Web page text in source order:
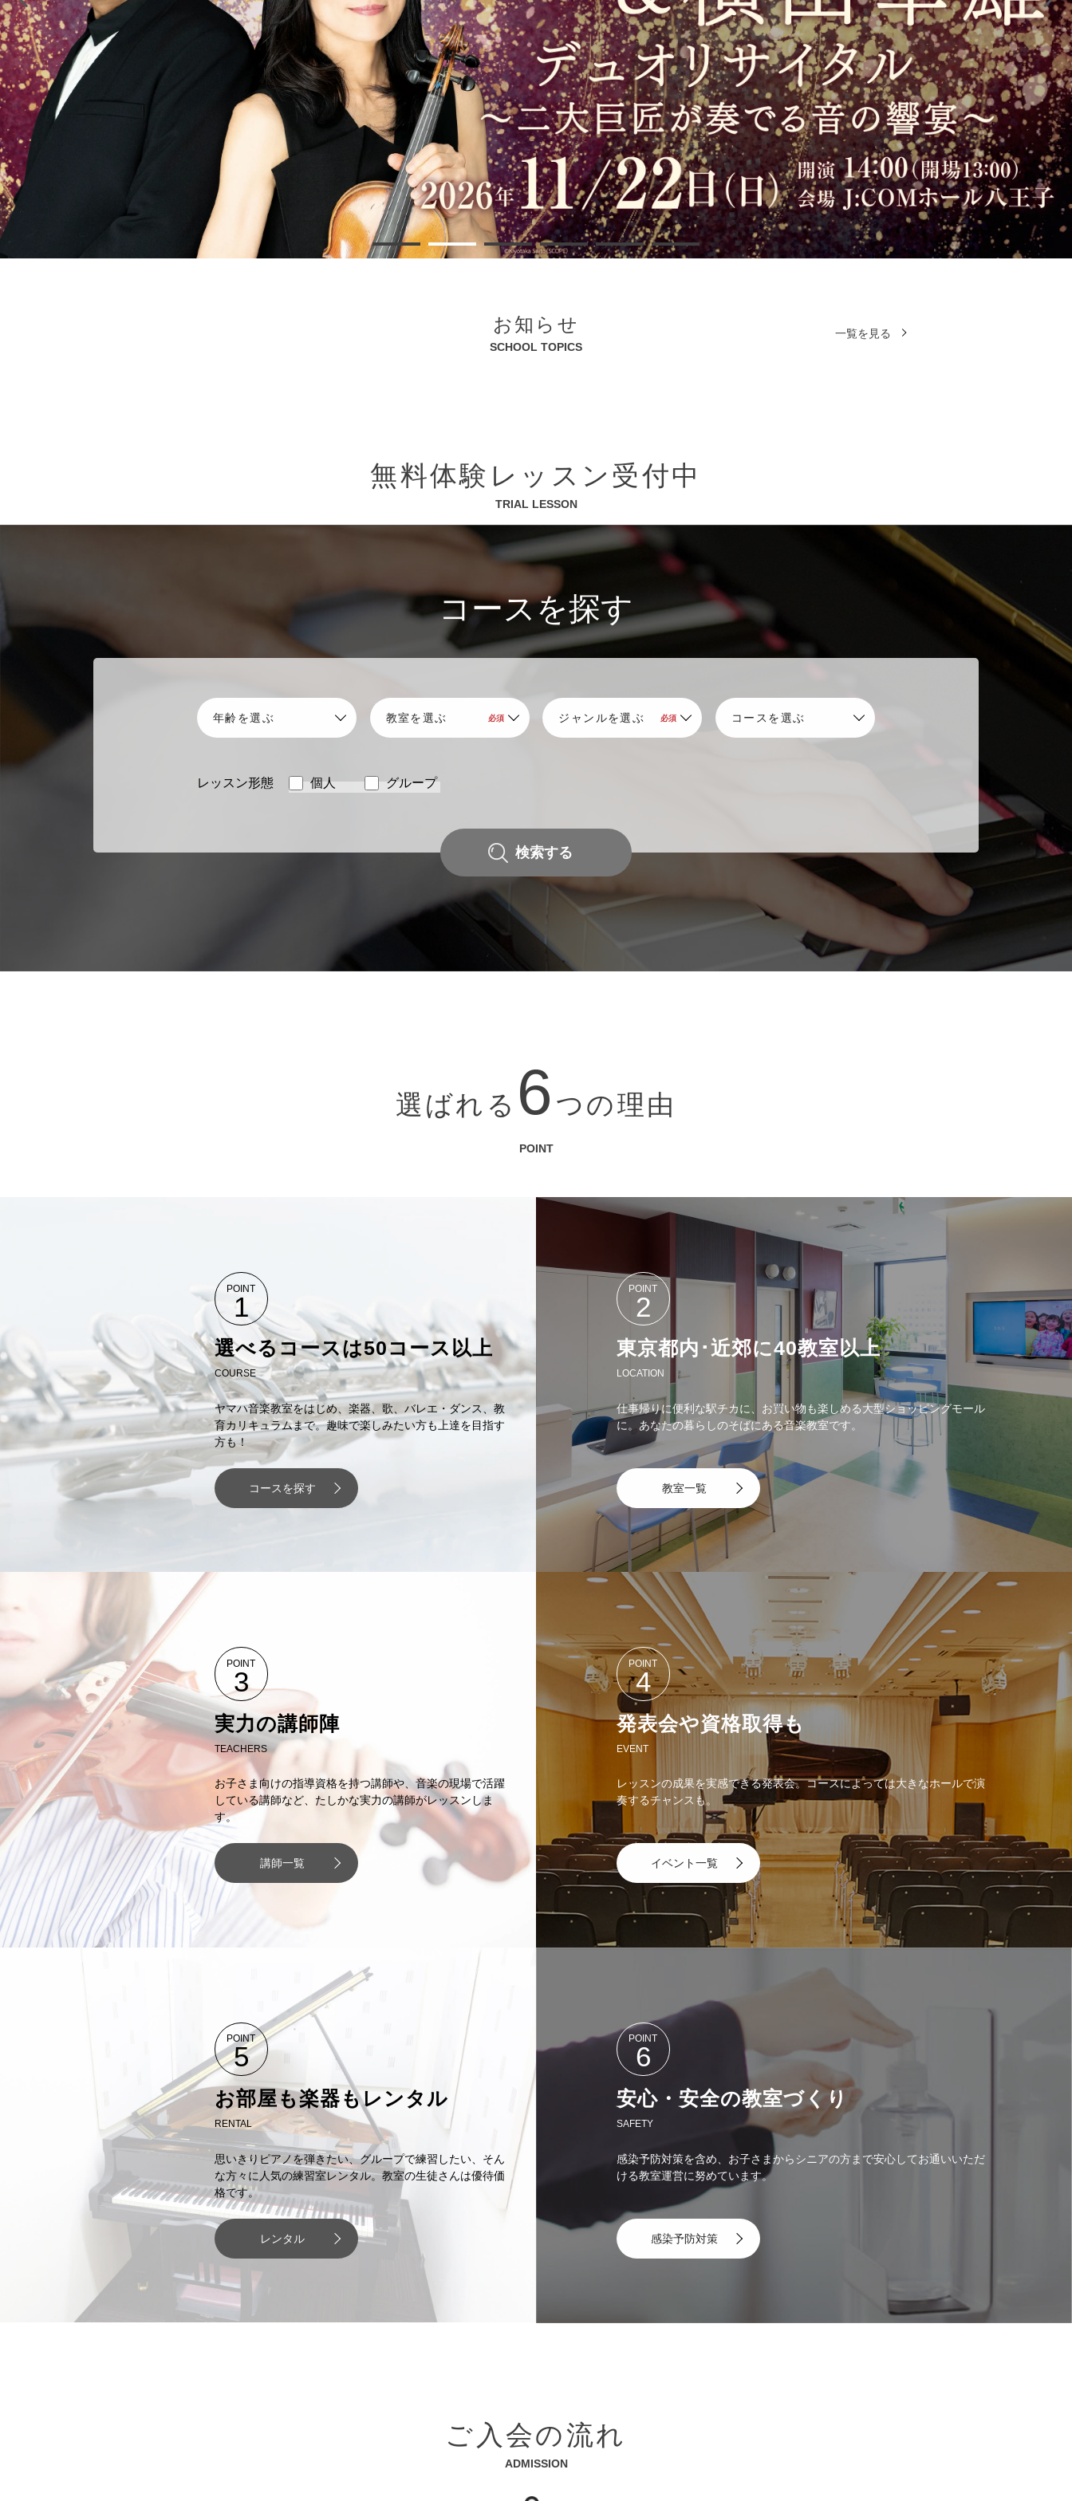
お知らせ
SCHOOL TOPICS
一覧を見る
無料体験レッスン受付中
TRIAL LESSON
コースを探す
レッスン形態 個人 グループ
検索する
選ばれる 6 つの理由
POINT
POINT
1
選べるコースは50コース以上
COURSE
ヤマハ音楽教室をはじめ、楽器、歌、バレエ・ダンス、教
育カリキュラムまで。趣味で楽しみたい方も上達を目指す
方も！
コースを探す
POINT
2
東京都内･近郊に40教室以上
LOCATION
仕事帰りに便利な駅チカに、お買い物も楽しめる大型ショッピングモール
に。あなたの暮らしのそばにある音楽教室です。
教室一覧
POINT
3
実力の講師陣
TEACHERS
お子さま向けの指導資格を持つ講師や、音楽の現場で活躍
している講師など、たしかな実力の講師がレッスンしま
す。
講師一覧
POINT
4
発表会や資格取得も
EVENT
レッスンの成果を実感できる発表会。コースによっては大きなホールで演
奏するチャンスも。
イベント一覧
POINT
5
お部屋も楽器もレンタル
RENTAL
思いきりピアノを弾きたい、グループで練習したい、そん
な方々に人気の練習室レンタル。教室の生徒さんは優待価
格です。
レンタル
POINT
6
安心・安全の教室づくり
SAFETY
感染予防対策を含め、お子さまからシニアの方まで安心してお通いいただ
ける教室運営に努めています。
感染予防対策
ご入会の流れ
ADMISSION